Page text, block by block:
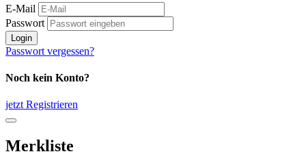
E-Mail
Passwort
Login
Passwort vergessen?
Noch kein Konto?
jetzt Registrieren
Merkliste